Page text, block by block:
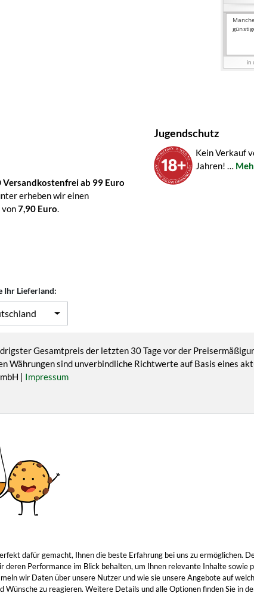
Versandkostenfrei ab 99 Euro
erheben wir einen
7,90 Euro.
Jugendschutz
Kein Verkauf
Jahren! …
Ihr Lieferland:
Gesamtpreis der letzten 30 Tage vor der
Währungen sind unverbindliche Richtwerte auf Basis eines
| Impressum
dafür gemacht, Ihnen die beste Erfahrung bei uns zu ermöglichen.
Performance im Blick behalten, um Ihnen relevante Inhalte sowie
wir Daten über unsere Nutzer und wie sie unsere Angebote auf
zu reagieren. Weitere Details und alle Optionen finden Sie in